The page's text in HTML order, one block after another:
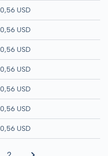
0,56 USD
0,56 USD
0,56 USD
0,56 USD
0,56 USD
0,56 USD
0,56 USD